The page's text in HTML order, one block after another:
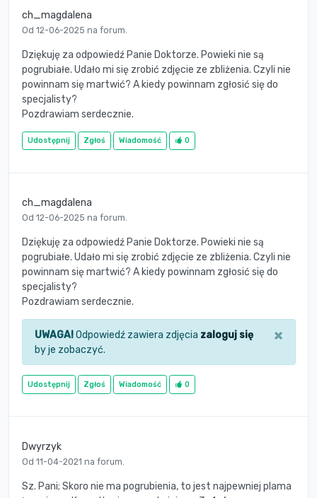
ch_magdalena
Od 12-06-2025 na forum.
Dziękuję za odpowiedź Panie Doktorze. Powieki nie są
pogrubiałe. Udało mi się zrobić zdjęcie ze zbliżenia. Czyli nie
powinnam się martwić? A kiedy powinnam zgłosić się do
specjalisty?
Pozdrawiam serdecznie.
Udostępnij Zgłoś Wiadomość 0
ch_magdalena
Od 12-06-2025 na forum.
Dziękuję za odpowiedź Panie Doktorze. Powieki nie są
pogrubiałe. Udało mi się zrobić zdjęcie ze zbliżenia. Czyli nie
powinnam się martwić? A kiedy powinnam zgłosić się do
specjalisty?
Pozdrawiam serdecznie.
UWAGA!Odpowiedź zawiera zdjęcia zaloguj się
by je zobaczyć.
×
Udostępnij Zgłoś Wiadomość 0
Dwyrzyk
Od 11-04-2021 na forum.
Sz. Pani; Skoro nie ma pogrubienia, to jest najpewniej plama